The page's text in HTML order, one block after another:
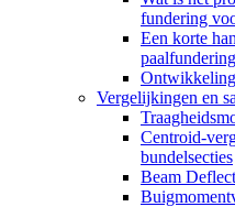
fundering
Een korte
Vergelijkingen en
Centroid-
bundelsecties
Beam